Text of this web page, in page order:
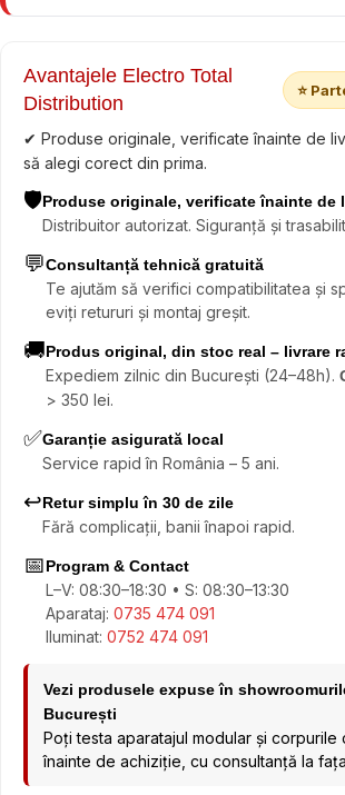
Avantajele Electro Total
Distribution
⭐
✔ Produse originale, verificate înainte de
să alegi corect din prima.
🛡️Produse originale, verificate înainte de
Distribuitor autorizat. Siguranță și
💬Consultanță tehnică gratuită
Te ajutăm să verifici compatibilitatea și
eviți retururi și montaj greșit.
🚚Produs original, din stoc real – livrare
Expediem zilnic din București (24–48h).
> 350 lei.
✅Garanție asigurată local
Service rapid în România – 5 ani.
↩️Retur simplu în 30 de zile
Fără complicații, banii înapoi rapid.
📅Program & Contact
L–V: 08:30–18:30 • S: 08:30–13:30
Aparataj: 0735 474 091
Iluminat: 0752 474 091
Vezi produsele expuse în
București
Poți testa aparatajul modular și corpurile
înainte de achiziție, cu consultanță la